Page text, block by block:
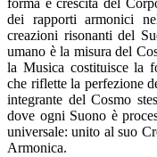
forma e crescita del
dei rapporti armonici
creazioni risonanti del
umano è la misura del
la Musica costituisce la
che riflette la perfezione
integrante del Cosmo
dove ogni Suono è
universale: unito al suo
Armonica.